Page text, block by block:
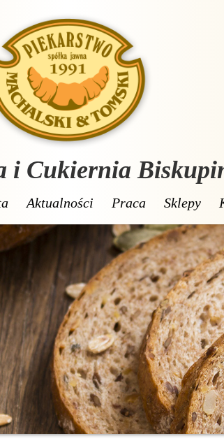
i Cukiernia
Aktualności Praca Sklepy